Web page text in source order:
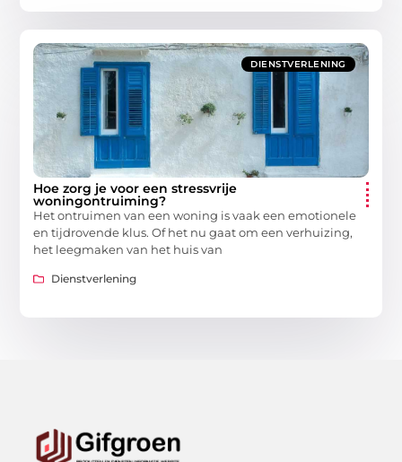
DIENSTVERLENING
Hoe zorg je voor een stressvrije
woningontruiming?
Het ontruimen van een woning is vaak een emotionele
en tijdrovende klus. Of het nu gaat om een verhuizing,
het leegmaken van het huis van
Dienstverlening